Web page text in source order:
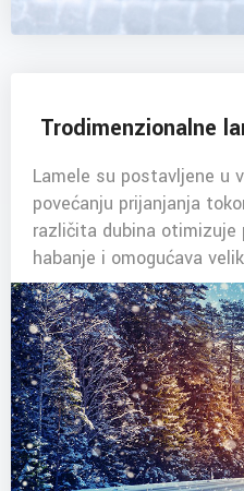
Trodimenzionalne
Lamele su postavljene u
povećanju prijanjanja
različita dubina
habanje i omogućava